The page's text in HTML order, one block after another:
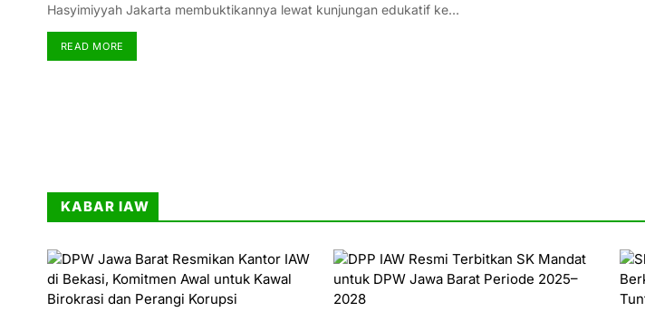
Hasyimiyyah Jakarta membuktikannya lewat kunjungan edukatif ke…
READ MORE
KABAR IAW